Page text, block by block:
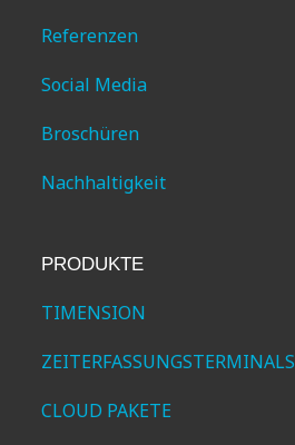
Referenzen
Social Media
Broschüren
Nachhaltigkeit
PRODUKTE
TIMENSION
ZEITERFASSUNGSTERMINALS
CLOUD PAKETE